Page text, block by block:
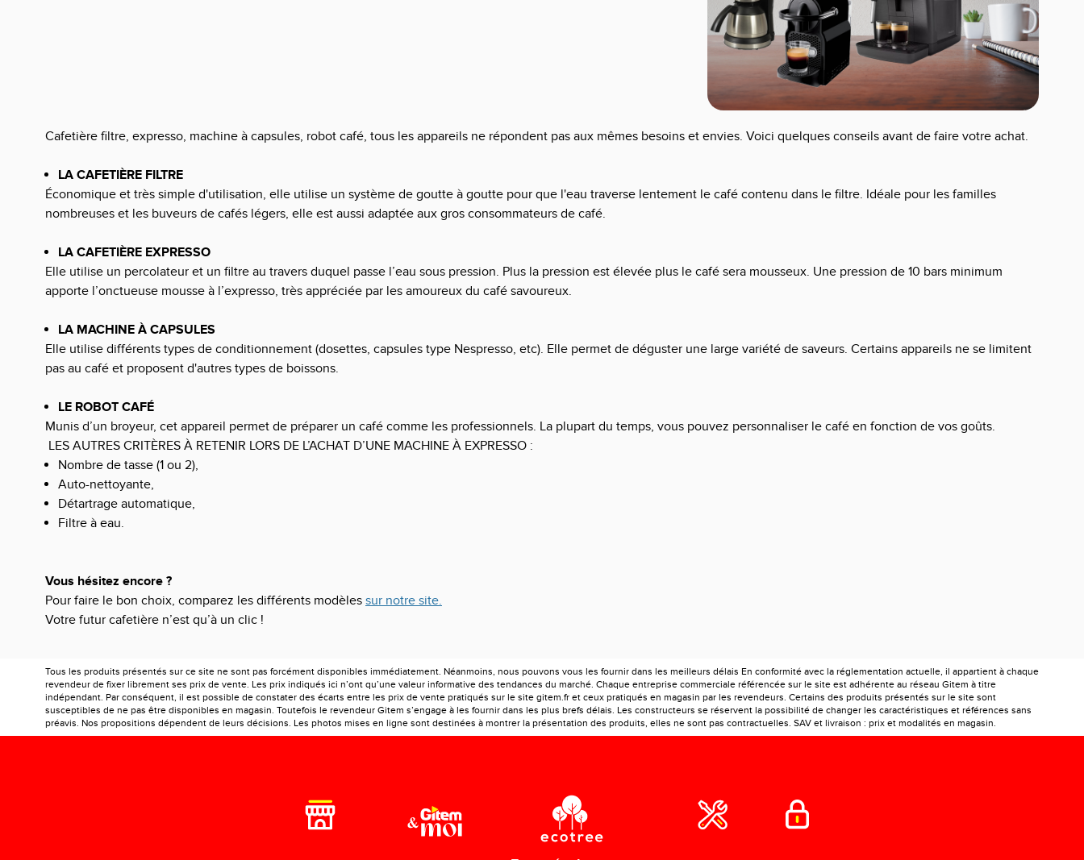
Cafetière filtre, expresso, machine à capsules, robot café, tous les appareils ne répondent pas aux mêmes besoins et envies. Voici quelques conseils avant de faire votre achat.
LA CAFETIÈRE FILTRE
Économique et très simple d'utilisation, elle utilise un système de goutte à goutte pour que l'eau traverse lentement le café contenu dans le filtre. Idéale pour les familles
nombreuses et les buveurs de cafés légers, elle est aussi adaptée aux gros consommateurs de café.
LA CAFETIÈRE EXPRESSO
Elle utilise un percolateur et un filtre au travers duquel passe l’eau sous pression. Plus la pression est élevée plus le café sera mousseux. Une pression de 10 bars minimum
apporte l’onctueuse mousse à l’expresso, très appréciée par les amoureux du café savoureux.
LA MACHINE À CAPSULES
Elle utilise différents types de conditionnement (dosettes, capsules type Nespresso, etc). Elle permet de déguster une large variété de saveurs. Certains appareils ne se limitent
pas au café et proposent d'autres types de boissons.
LE ROBOT CAFÉ
Munis d’un broyeur, cet appareil permet de préparer un café comme les professionnels. La plupart du temps, vous pouvez personnaliser le café en fonction de vos goûts.
LES AUTRES CRITÈRES À RETENIR LORS DE L’ACHAT D’UNE MACHINE À EXPRESSO :
Nombre de tasse (1 ou 2),
Auto-nettoyante,
Détartrage automatique,
Filtre à eau.
Vous hésitez encore ?
Pour faire le bon choix, comparez les différents modèles sur notre site.
Votre futur cafetière n’est qu’à un clic !
Tous les produits présentés sur ce site ne sont pas forcément disponibles immédiatement. Néanmoins, nous pouvons vous les fournir dans les meilleurs délais En conformité avec la réglementation actuelle, il appartient à chaque
revendeur de fixer librement ses prix de vente. Les prix indiqués ici n’ont qu’une valeur informative des tendances du marché. Chaque entreprise commerciale référencée sur le site est adhérente au réseau Gitem à titre
indépendant. Par conséquent, il est possible de constater des écarts entre les prix de vente pratiqués sur le site gitem.fr et ceux pratiqués en magasin par les revendeurs. Certains des produits présentés sur le site sont
susceptibles de ne pas être disponibles en magasin. Toutefois le revendeur Gitem s’engage à les fournir dans les plus brefs délais. Les constructeurs se réservent la possibilité de changer les caractéristiques et références sans
préavis. Nos propositions dépendent de leurs décisions. Les photos mises en ligne sont destinées à montrer la présentation des produits, elles ne sont pas contractuelles. SAV et livraison : prix et modalités en magasin.